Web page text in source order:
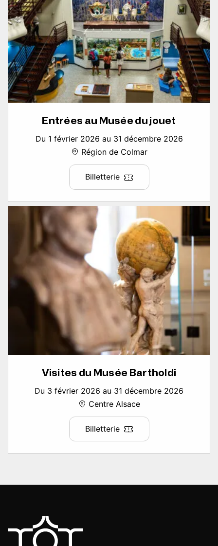
Entrées au Musée du jouet
Du 1 février 2026 au 31 décembre 2026
Région de Colmar
Billetterie
Visites du Musée Bartholdi
Du 3 février 2026 au 31 décembre 2026
Centre Alsace
Billetterie